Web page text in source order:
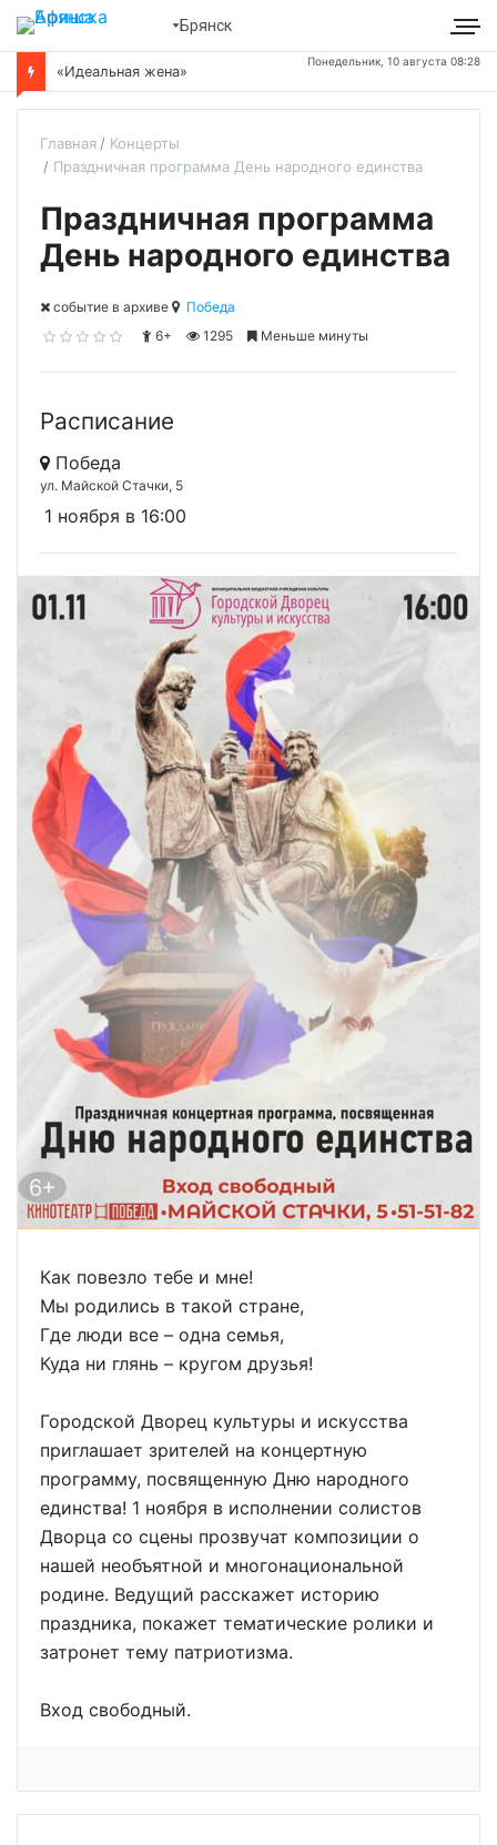
Брянск
«Идеальная жена»
Понедельник, 10 августа 08:28
Главная
Концерты
Праздничная программа День народного единства
Праздничная программа
День народного единства
cобытие в архиве
Победа
6+
1295 Меньше минуты
Расписание
Победа
ул. Майской Стачки, 5
1 ноября в 16:00
Как повезло тебе и мне!
Мы родились в такой стране,
Где люди все – одна семья,
Куда ни глянь – кругом друзья!
Городской Дворец культуры и искусства
приглашает зрителей на концертную
программу, посвященную Дню народного
единства! 1 ноября в исполнении солистов
Дворца со сцены прозвучат композиции о
нашей необъятной и многонациональной
родине. Ведущий расскажет историю
праздника, покажет тематические ролики и
затронет тему патриотизма.
Вход свободный.